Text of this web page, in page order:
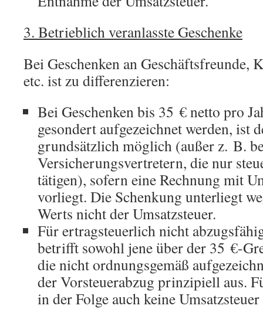
3. Betrieblich veranlasste Geschenke
Bei Geschenken an Geschäftsfreunde,
etc. ist zu differenzieren:
Bei Geschenken bis 35 € netto pro
gesondert aufgezeichnet werden, ist
grundsätzlich möglich (außer z. B.
Versicherungsvertretern, die nur
tätigen), sofern eine Rechnung mit
vorliegt. Die Schenkung unterliegt
Werts nicht der Umsatzsteuer.
Für ertragsteuerlich nicht
betrifft sowohl jene über der 35 €-
die nicht ordnungsgemäß
der Vorsteuerabzug prinzipiell aus.
in der Folge auch keine Umsatzsteuer